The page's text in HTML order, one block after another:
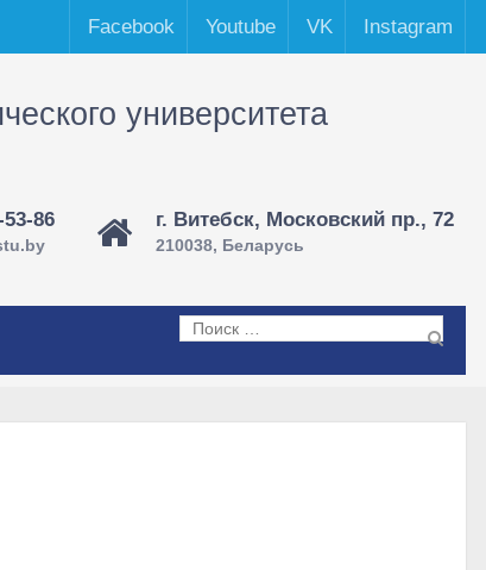
Facebook Youtube VK Instagram
университета
53-86 г. Витебск, Московский пр., 72
210038, Беларусь
Поиск